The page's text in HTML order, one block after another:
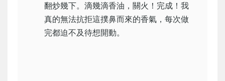
翻炒幾下。滴幾滴香油，關火！完成！我
真的無法抗拒這撲鼻而來的香氣，每次做
完都迫不及待想開動。